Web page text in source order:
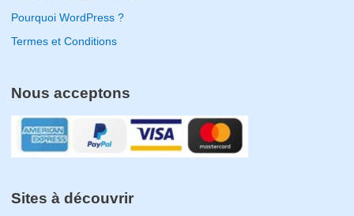
Pourquoi WordPress ?
Termes et Conditions
Nous acceptons
Sites à découvrir